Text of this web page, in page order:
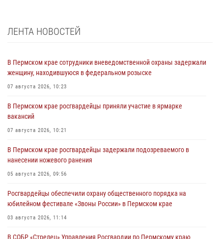
ЛЕНТА НОВОСТЕЙ
В Пермском крае сотрудники вневедомственной охраны задержали
женщину, находившуюся в федеральном розыске
07 августа 2026, 10:23
В Пермском крае росгвардейцы приняли участие в ярмарке
вакансий
07 августа 2026, 10:21
В Пермском крае росгвардейцы задержали подозреваемого в
нанесении ножевого ранения
05 августа 2026, 09:56
Росгвардейцы обеспечили охрану общественного порядка на
юбилейном фестивале «Звоны России» в Пермском крае
03 августа 2026, 11:14
В СОБР «Стрелец» Управления Росгвардии по Пермскому краю